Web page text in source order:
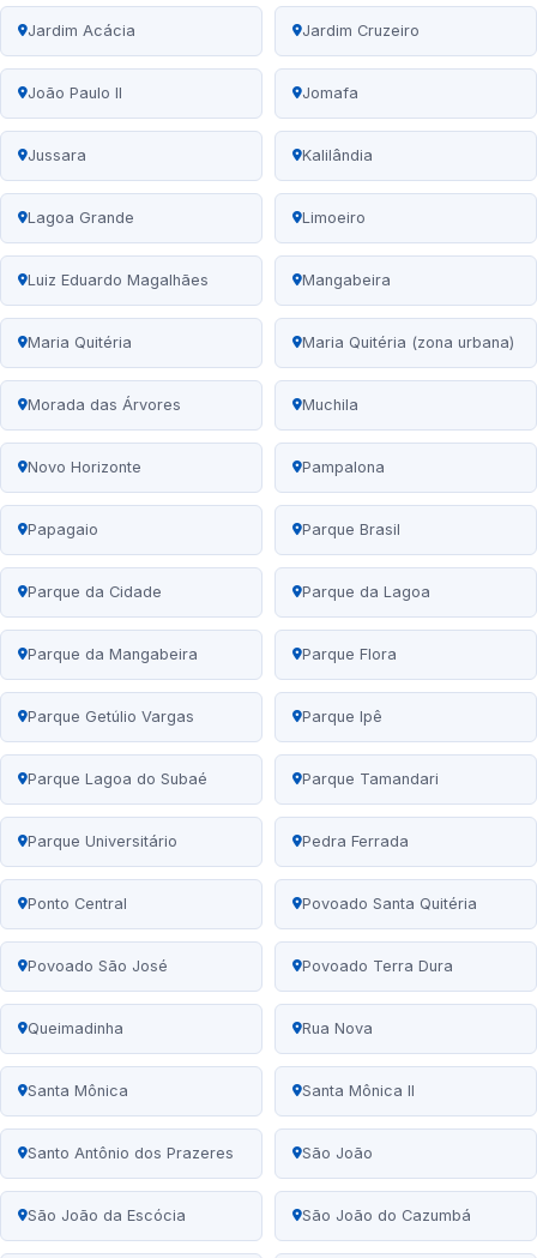
Jardim Acácia Jardim Cruzeiro
João Paulo II Jomafa
Jussara Kalilândia
Lagoa Grande Limoeiro
Luiz Eduardo Magalhães Mangabeira
Maria Quitéria Maria Quitéria (zona urbana)
Morada das Árvores Muchila
Novo Horizonte Pampalona
Papagaio Parque Brasil
Parque da Cidade Parque da Lagoa
Parque da Mangabeira Parque Flora
Parque Getúlio Vargas Parque Ipê
Parque Lagoa do Subaé Parque Tamandari
Parque Universitário Pedra Ferrada
Ponto Central Povoado Santa Quitéria
Povoado São José Povoado Terra Dura
Queimadinha Rua Nova
Santa Mônica Santa Mônica II
Santo Antônio dos Prazeres São João
São João da Escócia São João do Cazumbá